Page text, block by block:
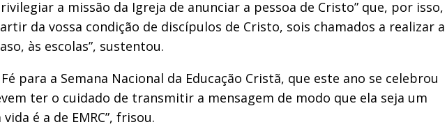
a missão da Igreja de anunciar a pessoa de Cristo” que, por isso,
da vossa condição de discípulos de Cristo, sois chamados a realizar a
às escolas”, sustentou.
para a Semana Nacional da Educação Cristã, que este ano se celebrou
ter o cuidado de transmitir a mensagem de modo que ela seja um
é a de EMRC”, frisou.